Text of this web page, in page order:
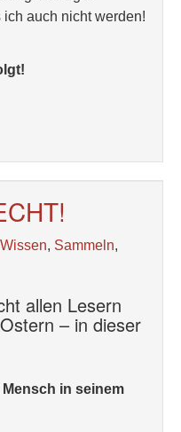
auch nicht werden!
Wissen, Sammeln,
allen Lesern
– in dieser
in seinem